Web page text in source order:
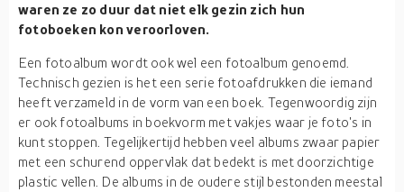
waren ze zo duur dat niet elk gezin zich hun
fotoboeken kon veroorloven.
Een fotoalbum wordt ook wel een fotoalbum genoemd.
Technisch gezien is het een serie fotoafdrukken die iemand
heeft verzameld in de vorm van een boek. Tegenwoordig zijn
er ook fotoalbums in boekvorm met vakjes waar je foto's in
kunt stoppen. Tegelijkertijd hebben veel albums zwaar papier
met een schurend oppervlak dat bedekt is met doorzichtige
plastic vellen. De albums in de oudere stijl bestonden meestal